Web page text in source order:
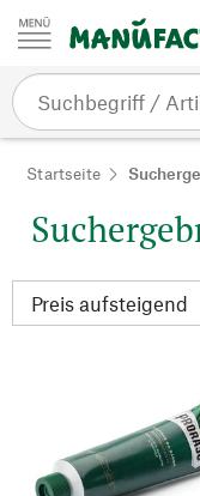
Zum Inhalt springen
Startseite